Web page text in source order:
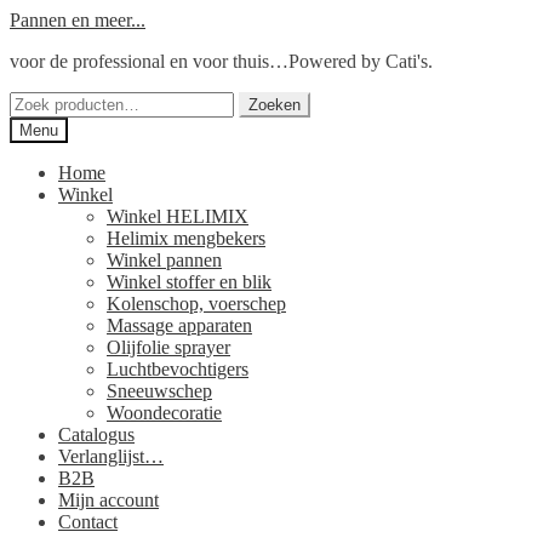
Ga
naar
Ga
de
Pannen en meer...
voor de professional en voor thuis…Powered by Cati's.
Zoeken
naar:
Zoeken
Menu
Home
Winkel
Winkel HELIMIX
Helimix mengbekers
Winkel pannen
Winkel stoffer en blik
Kolenschop, voerschep
Massage apparaten
Olijfolie sprayer
Luchtbevochtigers
Sneeuwschep
Woondecoratie
Catalogus
Verlanglijst…
B2B
Mijn account
Contact